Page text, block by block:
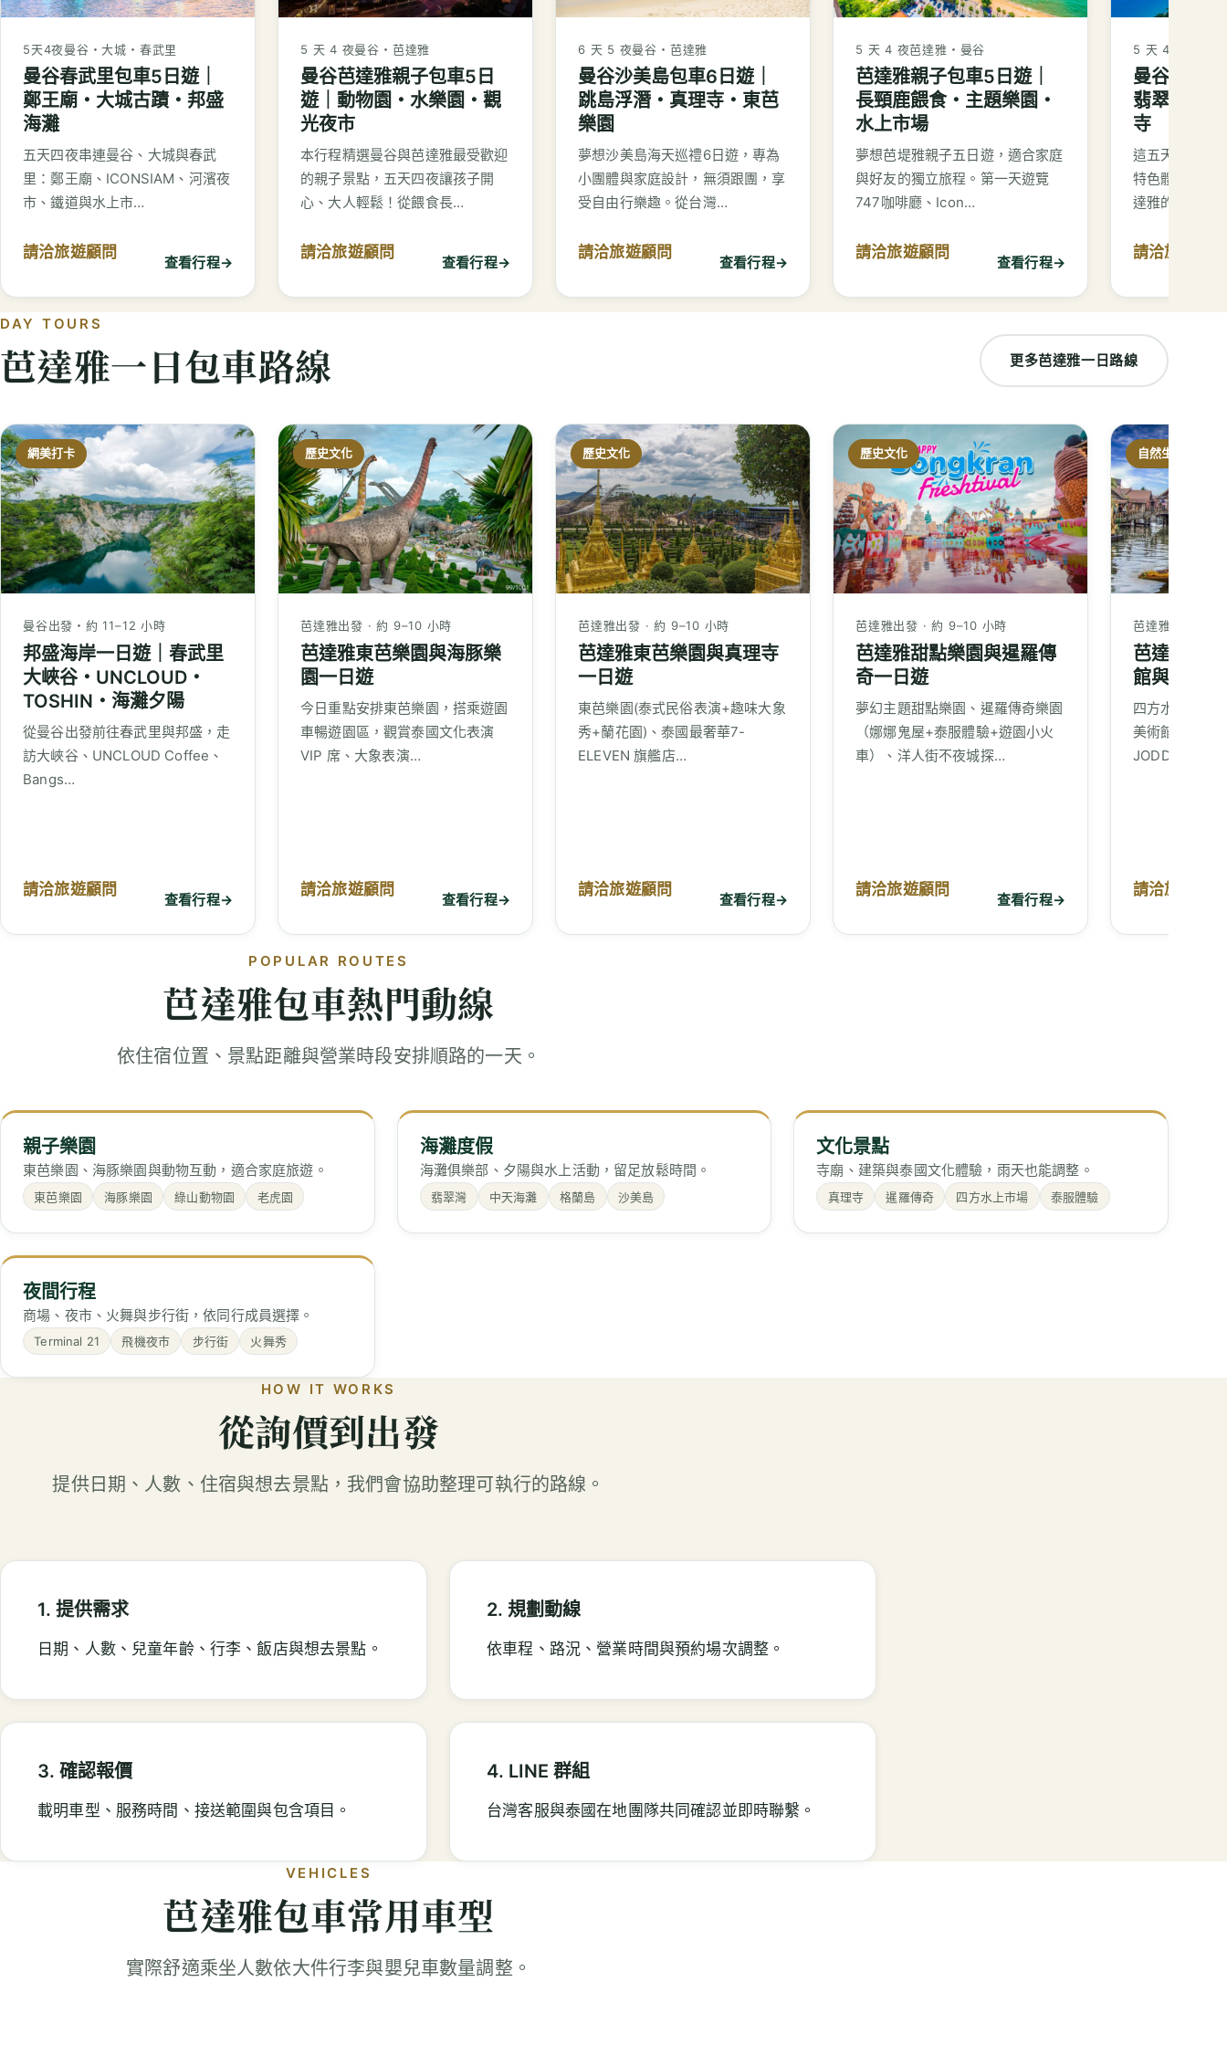
5天4夜曼谷・大城・春武里
曼谷春武里包車5日遊｜
鄭王廟・大城古蹟・邦盛
海灘
五天四夜串連曼谷、大城與春武
里：鄭王廟、ICONSIAM、河濱夜
市、鐵道與水上市…
請洽旅遊顧問
查看行程→
5 天 4 夜曼谷・芭達雅
曼谷芭達雅親子包車5日
遊｜動物園・水樂園・觀
光夜市
本行程精選曼谷與芭達雅最受歡迎
的親子景點，五天四夜讓孩子開
心、大人輕鬆！從餵食長…
請洽旅遊顧問
查看行程→
6 天 5 夜曼谷・芭達雅
曼谷沙美島包車6日遊｜
跳島浮潛・真理寺・東芭
樂園
夢想沙美島海天巡禮6日遊，專為
小團體與家庭設計，無須跟團，享
受自由行樂趣。從台灣…
請洽旅遊顧問
查看行程→
5 天 4 夜芭達雅・曼谷
芭達雅親子包車5日遊｜
長頸鹿餵食・主題樂園・
水上市場
夢想芭堤雅親子五日遊，適合家庭
與好友的獨立旅程。第一天遊覽
747咖啡廳、Icon…
請洽旅遊顧問
查看行程→
5 天 4 夜
曼谷芭達
翡翠灣・
寺
這五天的行程
特色體驗，從
達雅的海灘和
請洽旅遊顧問
DAY TOURS
芭達雅一日包車路線 更多芭達雅一日路線
網美打卡
曼谷出發・約 11–12 小時
邦盛海岸一日遊｜春武里
大峽谷・UNCLOUD・
TOSHIN・海灘夕陽
從曼谷出發前往春武里與邦盛，走
訪大峽谷、UNCLOUD Coffee、
Bangs…
請洽旅遊顧問
查看行程→
歷史文化
芭達雅出發 · 約 9–10 小時
芭達雅東芭樂園與海豚樂
園一日遊
今日重點安排東芭樂園，搭乘遊園
車暢遊園區，觀賞泰國文化表演
VIP 席、大象表演…
請洽旅遊顧問
查看行程→
歷史文化
芭達雅出發 · 約 9–10 小時
芭達雅東芭樂園與真理寺
一日遊
東芭樂園(泰式民俗表演+趣味大象
秀+蘭花園)、泰國最奢華7-
ELEVEN 旗艦店…
請洽旅遊顧問
查看行程→
歷史文化
芭達雅出發 · 約 9–10 小時
芭達雅甜點樂園與暹羅傳
奇一日遊
夢幻主題甜點樂園、暹羅傳奇樂園
（娜娜鬼屋+泰服體驗+遊園小火
車）、洋人街不夜城探…
請洽旅遊顧問
查看行程→
自然生態
芭達雅出發 ·
芭達雅水
館與綠山
四方水上市場(
美術館、綠山
JODD FAI…
請洽旅遊顧問
POPULAR ROUTES
芭達雅包車熱門動線
依住宿位置、景點距離與營業時段安排順路的一天。
親子樂園
東芭樂園、海豚樂園與動物互動，適合家庭旅遊。
東芭樂園 海豚樂園 綠山動物園 老虎園
海灘度假
海灘俱樂部、夕陽與水上活動，留足放鬆時間。
翡翠灣 中天海灘 格蘭島 沙美島
文化景點
寺廟、建築與泰國文化體驗，雨天也能調整。
真理寺 暹羅傳奇 四方水上市場 泰服體驗
夜間行程
商場、夜市、火舞與步行街，依同行成員選擇。
Terminal 21 飛機夜市 步行街 火舞秀
HOW IT WORKS
從詢價到出發
提供日期、人數、住宿與想去景點，我們會協助整理可執行的路線。
1. 提供需求
日期、人數、兒童年齡、行李、飯店與想去景點。
2. 規劃動線
依車程、路況、營業時間與預約場次調整。
3. 確認報價
載明車型、服務時間、接送範圍與包含項目。
4. LINE 群組
台灣客服與泰國在地團隊共同確認並即時聯繫。
VEHICLES
芭達雅包車常用車型
實際舒適乘坐人數依大件行李與嬰兒車數量調整。